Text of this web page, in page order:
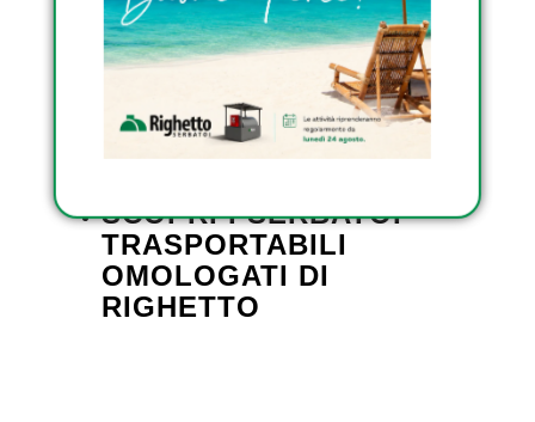
SCOPRI I SERBATOI DA
ESTERNO OMOLOGATI
DI RIGHETTO
SCOPRI I SERBATOI
SCOPRI I SERBATOI
TRASPORTABILI
OMOLOGATI DI
RIGHETTO